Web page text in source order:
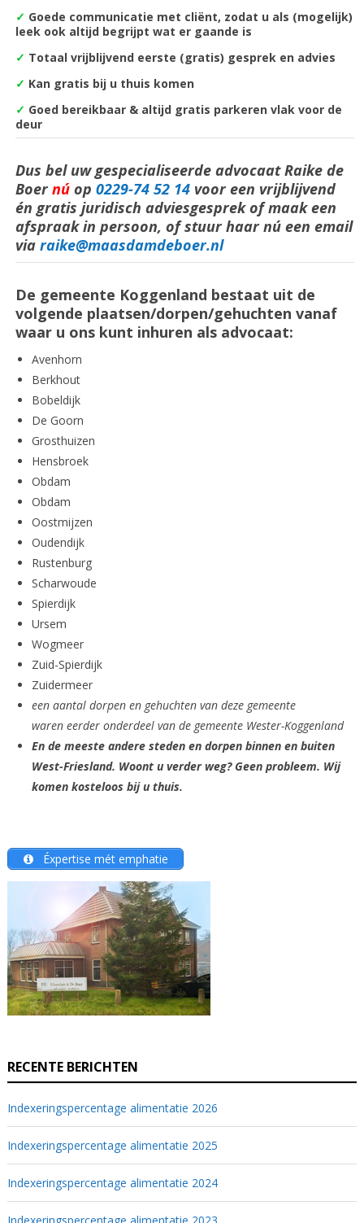
✓ Goede communicatie met cliënt, zodat u als (mogelijk)
leek ook altijd begrijpt wat er gaande is
✓ Totaal vrijblijvend eerste (gratis) gesprek en advies
✓ Kan gratis bij u thuis komen
✓ Goed bereikbaar & altijd gratis parkeren vlak voor de
deur
Dus bel uw gespecialiseerde advocaat Raike de
Boernúop 0229-74 52 14 voor een vrijblijvend
én gratis juridisch adviesgesprek of maak een
afspraak in persoon, of stuur haar nú een email
via raike@maasdamdeboer.nl
De gemeente Koggenland bestaat uit de
volgende plaatsen/dorpen/gehuchten vanaf
waar u ons kunt inhuren als advocaat:
Avenhorn
Berkhout
Bobeldijk
De Goorn
Grosthuizen
Hensbroek
Obdam
Obdam
Oostmijzen
Oudendijk
Rustenburg
Scharwoude
Spierdijk
Ursem
Wogmeer
Zuid-Spierdijk
Zuidermeer
een aantal dorpen en gehuchten van deze gemeente
waren eerder onderdeel van de gemeente Wester-Koggenland
En de meeste andere steden en dorpen binnen en buiten
West-Friesland. Woont u verder weg? Geen probleem. Wij
komen kosteloos bij u thuis.
Éxpertise mét emphatie
RECENTE BERICHTEN
Indexeringspercentage alimentatie 2026
Indexeringspercentage alimentatie 2025
Indexeringspercentage alimentatie 2024